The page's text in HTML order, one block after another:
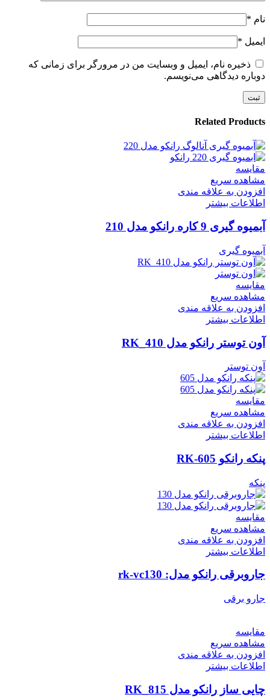
نام *
ایمیل *
ذخیره نام، ایمیل و وبسایت من در مرورگر برای زمانی که
دوباره دیدگاهی می‌نویسم.
Related Products
مقایسه
مشاهده سریع
افزودن به علاقه مندی
اطلاعات بیشتر
آبمیوه گیری 9 کاره رانکو مدل 210
آبمیوه گیری
مقایسه
مشاهده سریع
افزودن به علاقه مندی
اطلاعات بیشتر
آون توستر رانکو مدل RK_410
آون توستر
مقایسه
مشاهده سریع
افزودن به علاقه مندی
اطلاعات بیشتر
پنکه رانکو RK-605
پنکه
مقایسه
مشاهده سریع
افزودن به علاقه مندی
اطلاعات بیشتر
جاروبرقی رانکو مدل: rk-vc130
جارو برقی
مقایسه
مشاهده سریع
افزودن به علاقه مندی
اطلاعات بیشتر
چایی ساز رانکو مدل RK_815